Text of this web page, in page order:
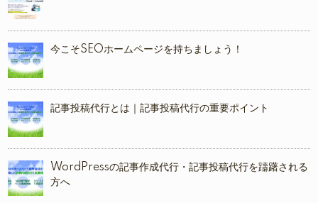
今こそSEOホームページを持ちましょう！
記事投稿代行とは｜記事投稿代行の重要ポイント
WordPressの記事作成代行・記事投稿代行を躊躇される
方へ